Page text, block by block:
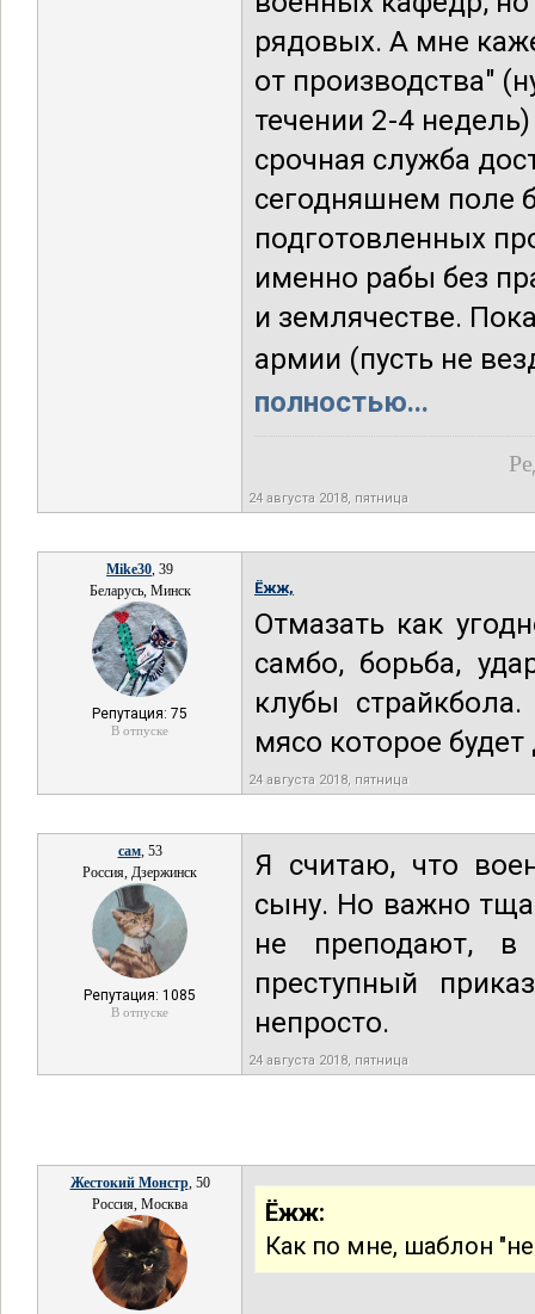
рядовых. А мне
от производства"
течении 2-4
срочная служба
сегодняшнем поле
подготовленных
именно рабы без
и землячестве.
армии (пусть не
полностью...
24 августа 2018, пятница
Mike30, 39
Беларусь, Минск
Репутация: 75
В отпуске
Ёжж,
Отмазать как
самбо, борьба,
клубы
мясо которое
24 августа 2018, пятница
сам, 53
Россия, Дзержинск
Репутация: 1085
В отпуске
Я считаю, что
сыну. Но важно
не преподают, в
преступный
непросто.
24 августа 2018, пятница
Жестокий Монстр, 50
Россия, Москва
Ёжж:
Как по мне, шаблон